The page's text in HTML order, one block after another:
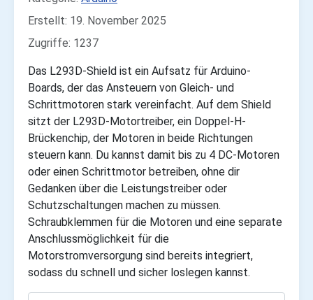
Erstellt: 19. November 2025
Zugriffe: 1237
Das L293D-Shield ist ein Aufsatz für Arduino-
Boards, der das Ansteuern von Gleich- und
Schrittmotoren stark vereinfacht. Auf dem Shield
sitzt der L293D-Motor­treiber, ein Doppel-H-
Brückenchip, der Motoren in beide Richtungen
steuern kann. Du kannst damit bis zu 4 DC-Motoren
oder einen Schrittmotor betreiben, ohne dir
Gedanken über die Leistungstreiber oder
Schutzschaltungen machen zu müssen.
Schraubklemmen für die Motoren und eine separate
Anschlussmöglichkeit für die
Motorstromversorgung sind bereits integriert,
sodass du schnell und sicher loslegen kannst.